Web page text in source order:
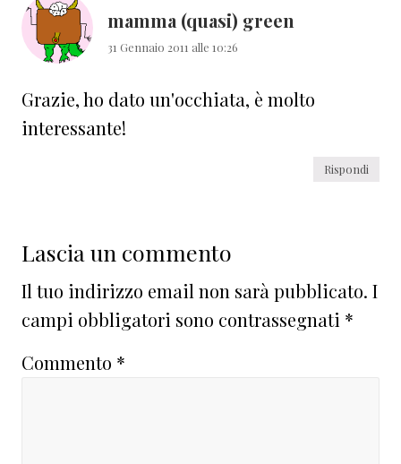
mamma (quasi) green
31 Gennaio 2011 alle 10:26
Grazie, ho dato un'occhiata, è molto
interessante!
Rispondi
Lascia un commento
Il tuo indirizzo email non sarà pubblicato. I
campi obbligatori sono contrassegnati *
Commento *